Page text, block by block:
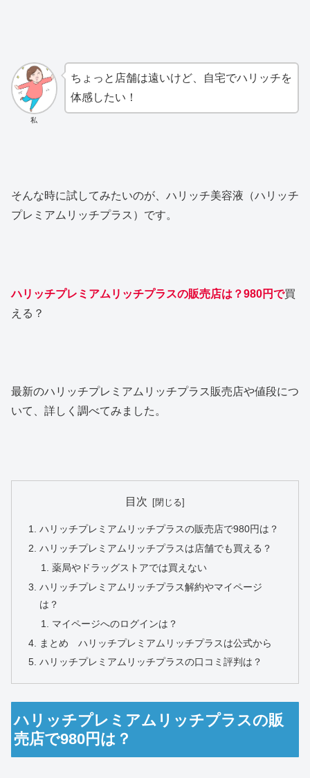
私
ちょっと店舗は遠いけど、自宅でハリッチを
体感したい！
そんな時に試してみたいのが、ハリッチ美容液（ハリッチ
プレミアムリッチプラス）です。
ハリッチプレミアムリッチプラスの販売店は？980円で買
える？
最新のハリッチプレミアムリッチプラス販売店や値段につ
いて、詳しく調べてみました。
目次
ハリッチプレミアムリッチプラスの販売店で980円は？
ハリッチプレミアムリッチプラスは店舗でも買える？
薬局やドラッグストアでは買えない
ハリッチプレミアムリッチプラス解約やマイページ
は？
マイページへのログインは？
まとめ ハリッチプレミアムリッチプラスは公式から
ハリッチプレミアムリッチプラスの口コミ評判は？
ハリッチプレミアムリッチプラスの販
売店で980円は？